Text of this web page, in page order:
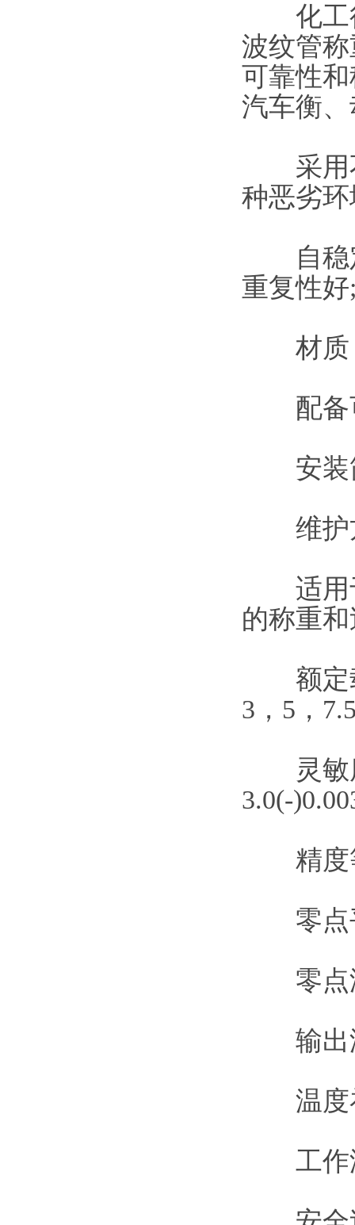
化工行
波纹管
可靠性
汽车衡
采用不
种恶劣
自稳定
重复性好
材质：
配备
安装
维护方
适用于
的称重
额定载
3，5，
灵敏
3.0(-
精度
零点平
零点温
输出温
温度
工作